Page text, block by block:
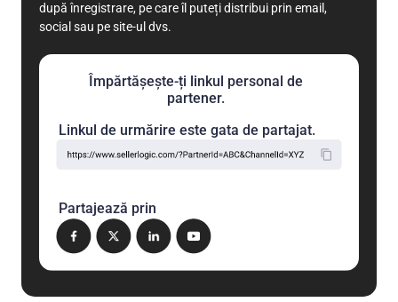
după înregistrare, pe care îl puteți distribui prin email,
social sau pe site-ul dvs.
Împărtășește-ți linkul personal de
partener.
Linkul de urmărire este gata de partajat.
Partajează prin